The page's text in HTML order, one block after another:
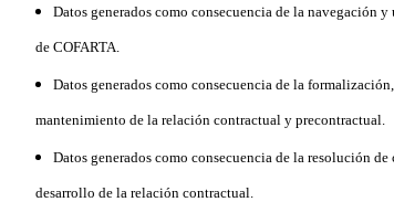
Datos generados como consecuencia de la navegación
de COFARTA.
Datos generados como consecuencia de la
mantenimiento de la relación contractual y precontractual.
Datos generados como consecuencia de la resolución
desarrollo de la relación contractual.